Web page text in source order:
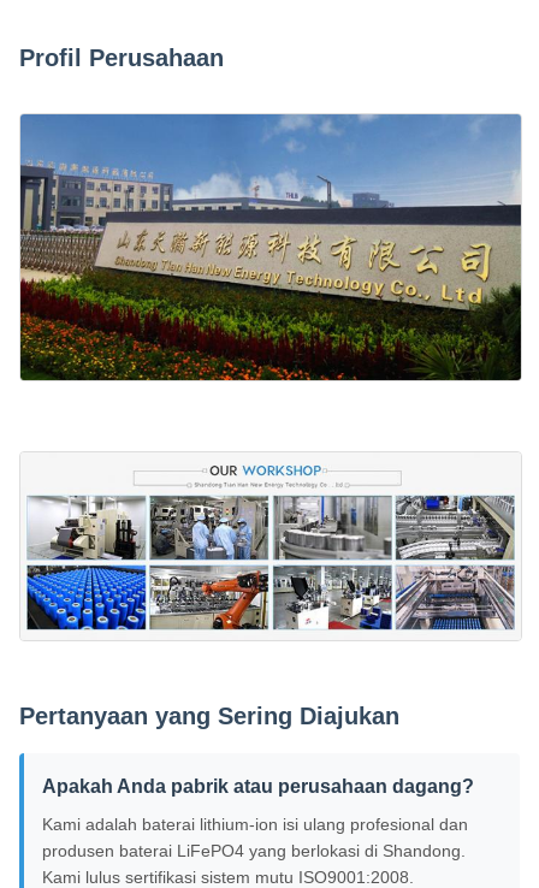
Profil Perusahaan
Pertanyaan yang Sering Diajukan
Apakah Anda pabrik atau perusahaan dagang?
Kami adalah baterai lithium-ion isi ulang profesional dan
produsen baterai LiFePO4 yang berlokasi di Shandong.
Kami lulus sertifikasi sistem mutu ISO9001:2008.